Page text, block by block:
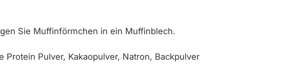
Sie Muffinförmchen in ein Muffinblech.
Protein Pulver, Kakaopulver, Natron, Backpulver